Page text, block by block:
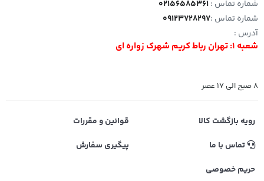
شماره تماس :02156585361
شماره تماس :09123728297
آدرس :
شعبه 1: تهران رباط کریم شهرک زواره ای
8 صبح الی 17 عصر
رویه بازگشت کالا
قوانین و مقررات
تماس با ما
پیگیری سفارش
حریم خصوصی